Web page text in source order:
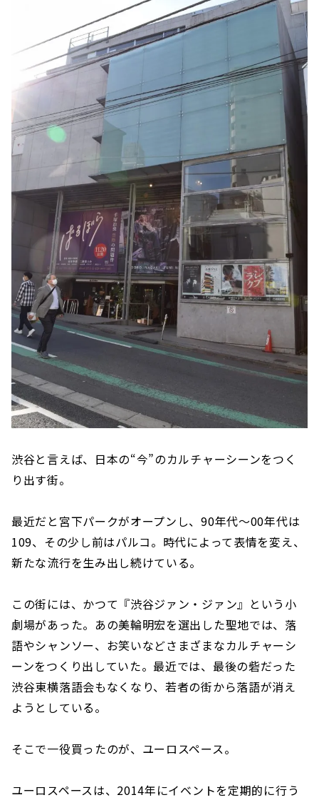
渋谷と言えば、日本の“今”のカルチャーシーンをつく
り出す街。
最近だと宮下パークがオープンし、90年代〜00年代は
109、その少し前はパルコ。時代によって表情を変え、
新たな流行を生み出し続けている。
この街には、かつて『渋谷ジァン・ジァン』という小
劇場があった。あの美輪明宏を選出した聖地では、落
語やシャンソー、お笑いなどさまざまなカルチャーシ
ーンをつくり出していた。最近では、最後の砦だった
渋谷東横落語会もなくなり、若者の街から落語が消え
ようとしている。
そこで一役買ったのが、ユーロスペース。
ユーロスペースは、2014年にイベントを定期的に行う